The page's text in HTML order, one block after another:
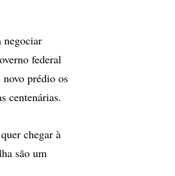
negociar
federal
prédio os
centenárias.
chegar à
são um